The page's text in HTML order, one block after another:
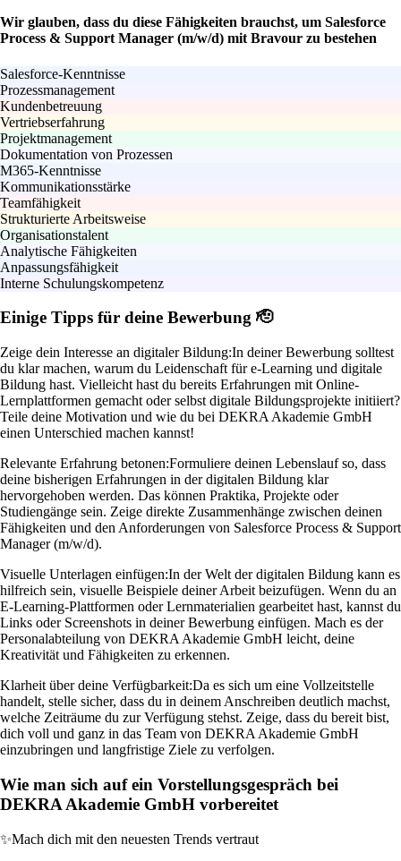
Wir glauben, dass du diese Fähigkeiten brauchst, um Salesforce
Process & Support Manager (m/w/d) mit Bravour zu bestehen
Salesforce-Kenntnisse
Prozessmanagement
Kundenbetreuung
Vertriebserfahrung
Projektmanagement
Dokumentation von Prozessen
M365-Kenntnisse
Kommunikationsstärke
Teamfähigkeit
Strukturierte Arbeitsweise
Organisationstalent
Analytische Fähigkeiten
Anpassungsfähigkeit
Interne Schulungskompetenz
Einige Tipps für deine Bewerbung 🫡
Zeige dein Interesse an digitaler Bildung:In deiner Bewerbung solltest
du klar machen, warum du Leidenschaft für e-Learning und digitale
Bildung hast. Vielleicht hast du bereits Erfahrungen mit Online-
Lernplattformen gemacht oder selbst digitale Bildungsprojekte initiiert?
Teile deine Motivation und wie du bei DEKRA Akademie GmbH
einen Unterschied machen kannst!
Relevante Erfahrung betonen:Formuliere deinen Lebenslauf so, dass
deine bisherigen Erfahrungen in der digitalen Bildung klar
hervorgehoben werden. Das können Praktika, Projekte oder
Studiengänge sein. Zeige direkte Zusammenhänge zwischen deinen
Fähigkeiten und den Anforderungen von Salesforce Process & Support
Manager (m/w/d).
Visuelle Unterlagen einfügen:In der Welt der digitalen Bildung kann es
hilfreich sein, visuelle Beispiele deiner Arbeit beizufügen. Wenn du an
E-Learning-Plattformen oder Lernmaterialien gearbeitet hast, kannst du
Links oder Screenshots in deiner Bewerbung einfügen. Mach es der
Personalabteilung von DEKRA Akademie GmbH leicht, deine
Kreativität und Fähigkeiten zu erkennen.
Klarheit über deine Verfügbarkeit:Da es sich um eine Vollzeitstelle
handelt, stelle sicher, dass du in deinem Anschreiben deutlich machst,
welche Zeiträume du zur Verfügung stehst. Zeige, dass du bereit bist,
dich voll und ganz in das Team von DEKRA Akademie GmbH
einzubringen und langfristige Ziele zu verfolgen.
Wie man sich auf ein Vorstellungsgespräch bei
DEKRA Akademie GmbH vorbereitet
✨Mach dich mit den neuesten Trends vertraut